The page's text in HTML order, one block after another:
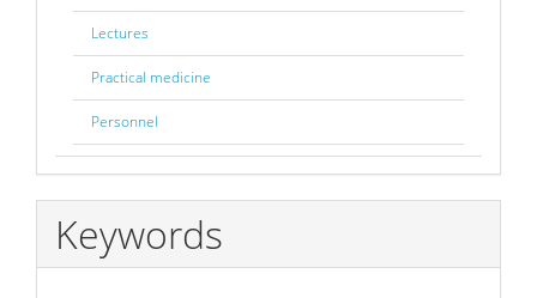
Lectures
Practical medicine
Personnel
Keywords